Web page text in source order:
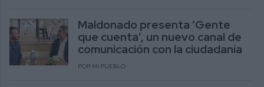
Maldonado presenta ‘Gente
que cuenta’, un nuevo canal de
comunicación con la ciudadanía
POR MI PUEBLO